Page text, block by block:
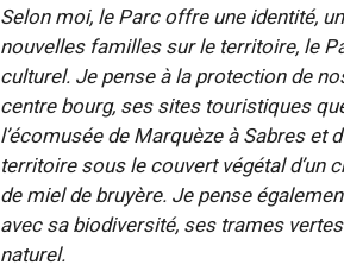
Selon moi, le Parc offre une identité,
nouvelles familles sur le territoire, le
culturel. Je pense à la protection de
centre bourg, ses sites touristiques
l’écomusée de Marquèze à Sabres et
territoire sous le couvert végétal d’un
de miel de bruyère. Je pense
avec sa biodiversité, ses trames
naturel.